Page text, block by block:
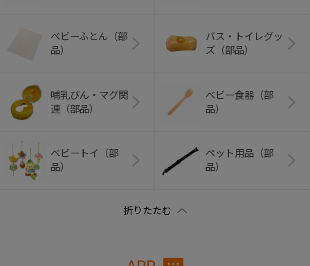
ベビーふとん（部
品）
バス・トイレグッ
ズ（部品）
哺乳びん・マグ関
連（部品）
ベビー食器（部
品）
ベビートイ（部
品）
ペット用品（部
品）